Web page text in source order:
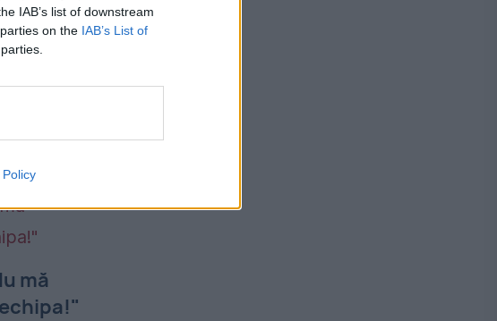
IAB’s list of downstream
on the IAB’s List of
mă